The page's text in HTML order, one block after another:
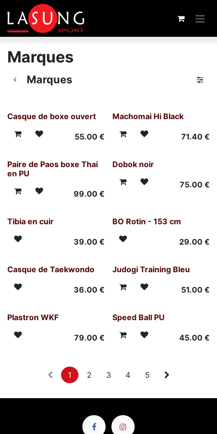
Skip to Content
Marques
Marques
Casque de boxe ouvert
55.00€
Machomai Hi Black
71.40€
Paire de Paos boxe Thai
en PU
99.00€
Dobok noir
75.00€
Tibia en cuir
39.00€
BO Rotin - 153 cm
29.00€
Casque de Taekwondo
36.00€
Judogi Training Bleu
51.00€
Plastron WKF
79.00€
Speed Ball PU
45.00€
1 2 3 4 5